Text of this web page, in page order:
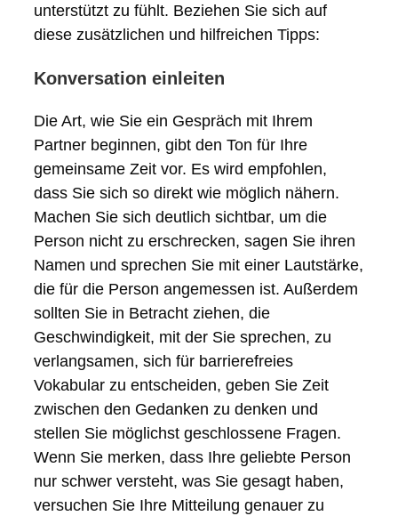
unterstützt zu fühlt. Beziehen Sie sich auf
diese zusätzlichen und hilfreichen Tipps:
Konversation einleiten
Die Art, wie Sie ein Gespräch mit Ihrem
Partner beginnen, gibt den Ton für Ihre
gemeinsame Zeit vor. Es wird empfohlen,
dass Sie sich so direkt wie möglich nähern.
Machen Sie sich deutlich sichtbar, um die
Person nicht zu erschrecken, sagen Sie ihren
Namen und sprechen Sie mit einer Lautstärke,
die für die Person angemessen ist. Außerdem
sollten Sie in Betracht ziehen, die
Geschwindigkeit, mit der Sie sprechen, zu
verlangsamen, sich für barrierefreies
Vokabular zu entscheiden, geben Sie Zeit
zwischen den Gedanken zu denken und
stellen Sie möglichst geschlossene Fragen.
Wenn Sie merken, dass Ihre geliebte Person
nur schwer versteht, was Sie gesagt haben,
versuchen Sie Ihre Mitteilung genauer zu